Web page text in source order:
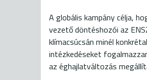
A globális kampány célja,
vezető döntéshozói az
klímacsúcsán minél
intézkedéseket
az éghajlatváltozás